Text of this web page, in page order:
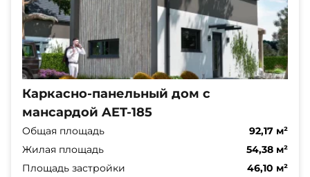
Каркасно-панельный дом с
мансардой AET-185
Общая площадь
92,17 м²
Жилая площадь
54,38 м²
Площадь застройки
46,10 м²